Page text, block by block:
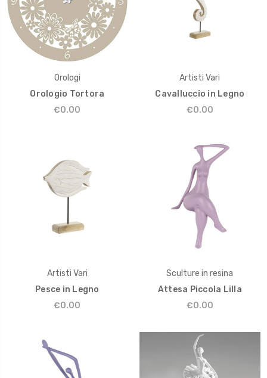
Orologi
Orologio Tortora
€0.00
Artisti Vari
Cavalluccio in Legno
€0.00
Artisti Vari
Pesce in Legno
€0.00
Sculture in resina
Attesa Piccola Lilla
€0.00